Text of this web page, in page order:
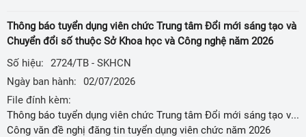
Thông báo tuyển dụng viên chức Trung tâm Đổi mới sáng tạo và
Chuyển đổi số thuộc Sở Khoa học và Công nghệ năm 2026
Số hiệu:
2724/TB - SKHCN
Ngày ban hành:
02/07/2026
File đính kèm:
Thông báo tuyển dụng viên chức Trung tâm Đổi mới sáng tạo và Chuyển đổi số thuộc Sở Khoa học và Công nghệ năm 2026,
Công văn đề nghị đăng tin tuyển dụng viên chức năm 2026